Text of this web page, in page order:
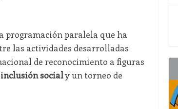
programación paralela que ha
las actividades desarrolladas
de reconocimiento a figuras
inclusión socialy un torneo de